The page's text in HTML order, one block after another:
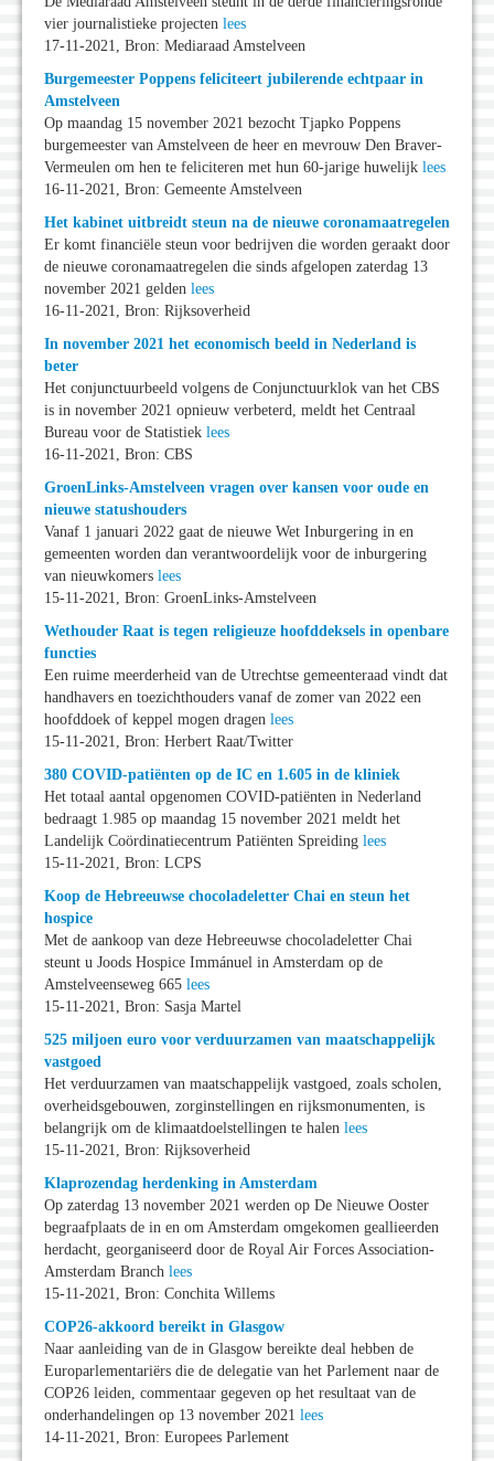
vier journalistieke projecten lees
17-11-2021, Bron: Mediaraad Amstelveen
Burgemeester Poppens feliciteert jubilerende echtpaar in
Amstelveen
Op maandag 15 november 2021 bezocht Tjapko Poppens
burgemeester van Amstelveen de heer en mevrouw Den Braver-
Vermeulen om hen te feliciteren met hun 60-jarige huwelijk lees
16-11-2021, Bron: Gemeente Amstelveen
Het kabinet uitbreidt steun na de nieuwe coronamaatregelen
Er komt financiële steun voor bedrijven die worden geraakt door
de nieuwe coronamaatregelen die sinds afgelopen zaterdag 13
november 2021 gelden lees
16-11-2021, Bron: Rijksoverheid
In november 2021 het economisch beeld in Nederland is
beter
Het conjunctuurbeeld volgens de Conjunctuurklok van het CBS
is in november 2021 opnieuw verbeterd, meldt het Centraal
Bureau voor de Statistiek lees
16-11-2021, Bron: CBS
GroenLinks-Amstelveen vragen over kansen voor oude en
nieuwe statushouders
Vanaf 1 januari 2022 gaat de nieuwe Wet Inburgering in en
gemeenten worden dan verantwoordelijk voor de inburgering
van nieuwkomers lees
15-11-2021, Bron: GroenLinks-Amstelveen
Wethouder Raat is tegen religieuze hoofddeksels in openbare
functies
Een ruime meerderheid van de Utrechtse gemeenteraad vindt dat
handhavers en toezichthouders vanaf de zomer van 2022 een
hoofddoek of keppel mogen dragen lees
15-11-2021, Bron: Herbert Raat/Twitter
380 COVID-patiënten op de IC en 1.605 in de kliniek
Het totaal aantal opgenomen COVID-patiënten in Nederland
bedraagt 1.985 op maandag 15 november 2021 meldt het
Landelijk Coördinatiecentrum Patiënten Spreiding lees
15-11-2021, Bron: LCPS
Koop de Hebreeuwse chocoladeletter Chai en steun het
hospice
Met de aankoop van deze Hebreeuwse chocoladeletter Chai
steunt u Joods Hospice Immánuel in Amsterdam op de
Amstelveenseweg 665 lees
15-11-2021, Bron: Sasja Martel
525 miljoen euro voor verduurzamen van maatschappelijk
vastgoed
Het verduurzamen van maatschappelijk vastgoed, zoals scholen,
overheidsgebouwen, zorginstellingen en rijksmonumenten, is
belangrijk om de klimaatdoelstellingen te halen lees
15-11-2021, Bron: Rijksoverheid
Klaprozendag herdenking in Amsterdam
Op zaterdag 13 november 2021 werden op De Nieuwe Ooster
begraafplaats de in en om Amsterdam omgekomen geallieerden
herdacht, georganiseerd door de Royal Air Forces Association-
Amsterdam Branch lees
15-11-2021, Bron: Conchita Willems
COP26-akkoord bereikt in Glasgow
Naar aanleiding van de in Glasgow bereikte deal hebben de
Europarlementariërs die de delegatie van het Parlement naar de
COP26 leiden, commentaar gegeven op het resultaat van de
onderhandelingen op 13 november 2021 lees
14-11-2021, Bron: Europees Parlement